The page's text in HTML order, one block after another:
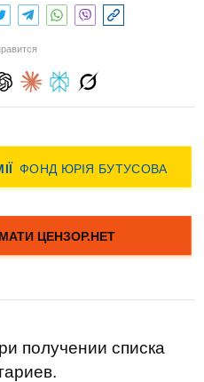
получении списка